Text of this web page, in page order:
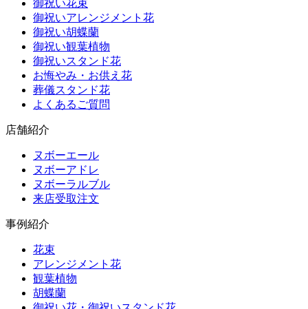
御祝い花束
御祝いアレンジメント花
御祝い胡蝶蘭
御祝い観葉植物
御祝いスタンド花
お悔やみ・お供え花
葬儀スタンド花
よくあるご質問
店舗紹介
ヌボーエール
ヌボーアドレ
ヌボーラルブル
来店受取注文
事例紹介
花束
アレンジメント花
観葉植物
胡蝶蘭